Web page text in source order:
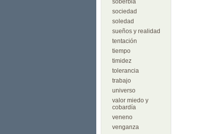
soberbia
sociedad
soledad
sueños y realidad
tentación
tiempo
timidez
tolerancia
trabajo
universo
valor miedo y
cobardía
veneno
venganza